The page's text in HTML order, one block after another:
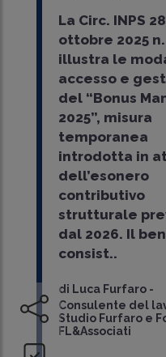
La Circ. INPS 28
ottobre 2025 n.
illustra le
accesso e
del “Bonus
2025”, misura
temporanea
introdotta in
dell’esonero
contributivo
strutturale
dal 2026. Il
consist..
di Luca Furfaro -
Consulente del
Studio Furfaro e
FL&Associati